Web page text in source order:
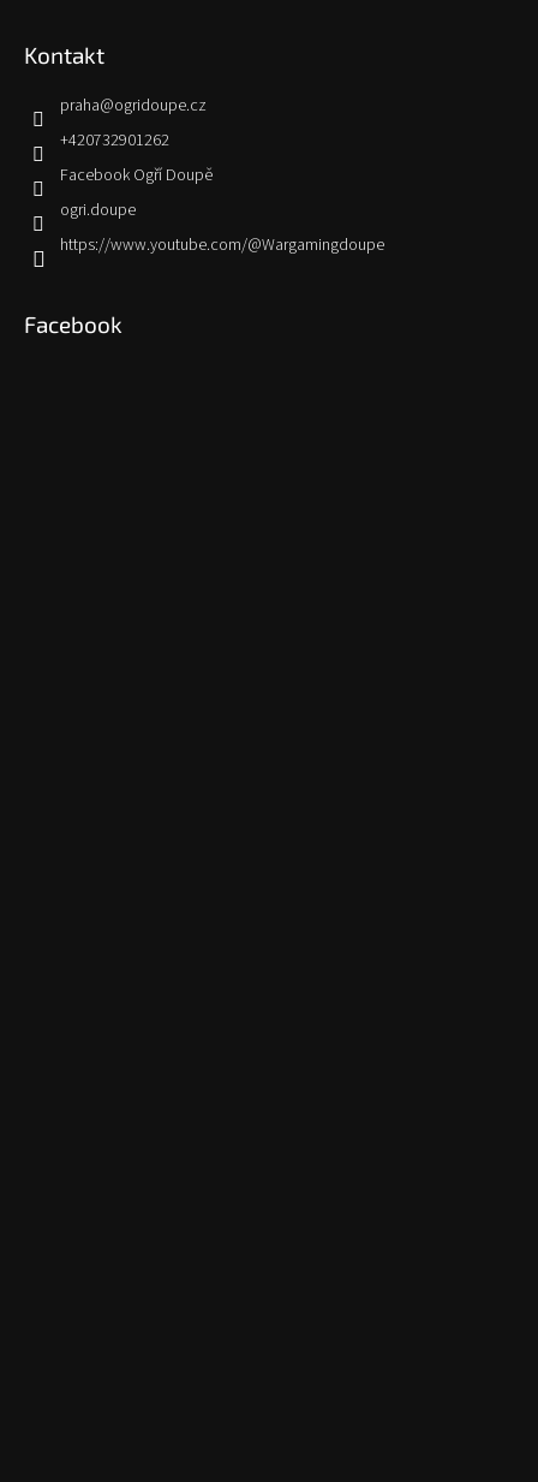
Kontakt
praha@ogridoupe.cz
+420732901262
Facebook Ogří Doupě
ogri.doupe
https://www.youtube.com/@Wargamingdoupe
Facebook